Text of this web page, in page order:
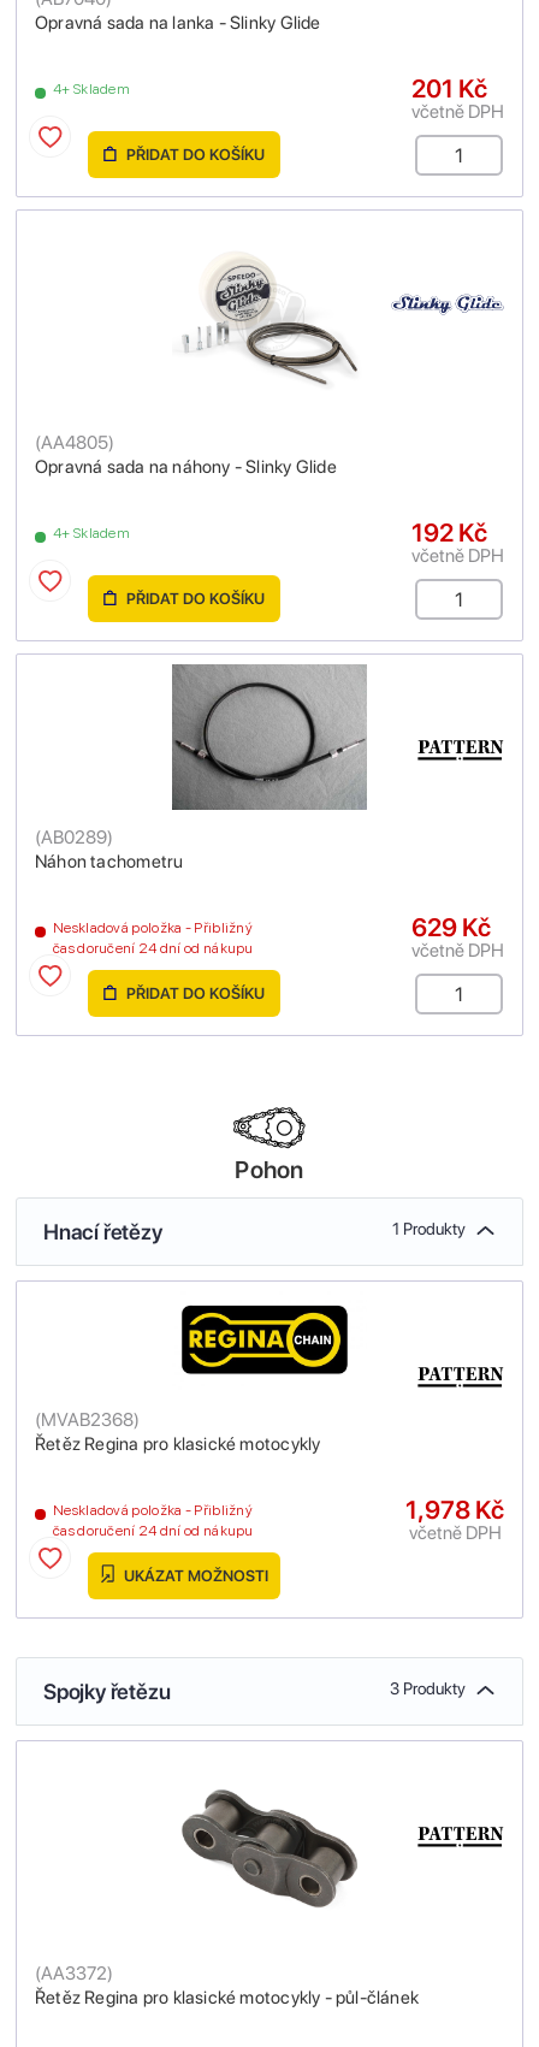
Opravná sada na lanka - Slinky Glide
4+ Skladem 201 Kč
včetně DPH
PŘIDAT DO KOŠÍKU
Opravná sada na náhony - Slinky Glide
(AA4805)
4+ Skladem 192 Kč
včetně DPH
PŘIDAT DO KOŠÍKU
Náhon tachometru
(AB0289)
Neskladová položka - Přibližný
čas doručení 24 dní od nákupu
629 Kč
včetně DPH
PŘIDAT DO KOŠÍKU
Pohon
Hnací řetězy 1 Produkty
Řetěz Regina pro klasické motocykly
(MVAB2368)
Neskladová položka - Přibližný
čas doručení 24 dní od nákupu
1,978 Kč
včetně DPH
UKÁZAT MOŽNOSTI
Spojky řetězu 3 Produkty
Řetěz Regina pro klasické motocykly - půl-článek
(AA3372)